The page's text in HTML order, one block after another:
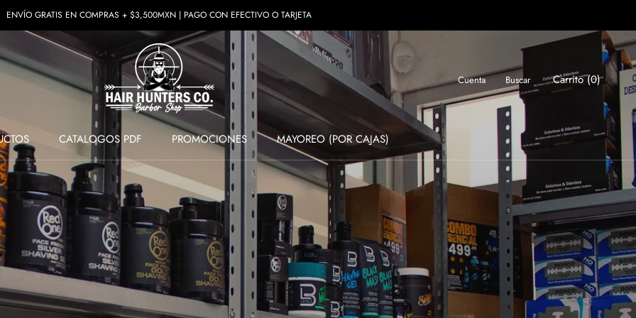
ENVÍO GRATIS EN COMPRAS + $3,500MXN | PAGO CON EFECTIVO O TARJETA
CATALOGOS PDF
PROMOCIONES
PROMOCIONES
MAYOREO (POR CAJAS)
MAYOREO (POR CAJAS)
Cuenta Buscar Carrito (0)